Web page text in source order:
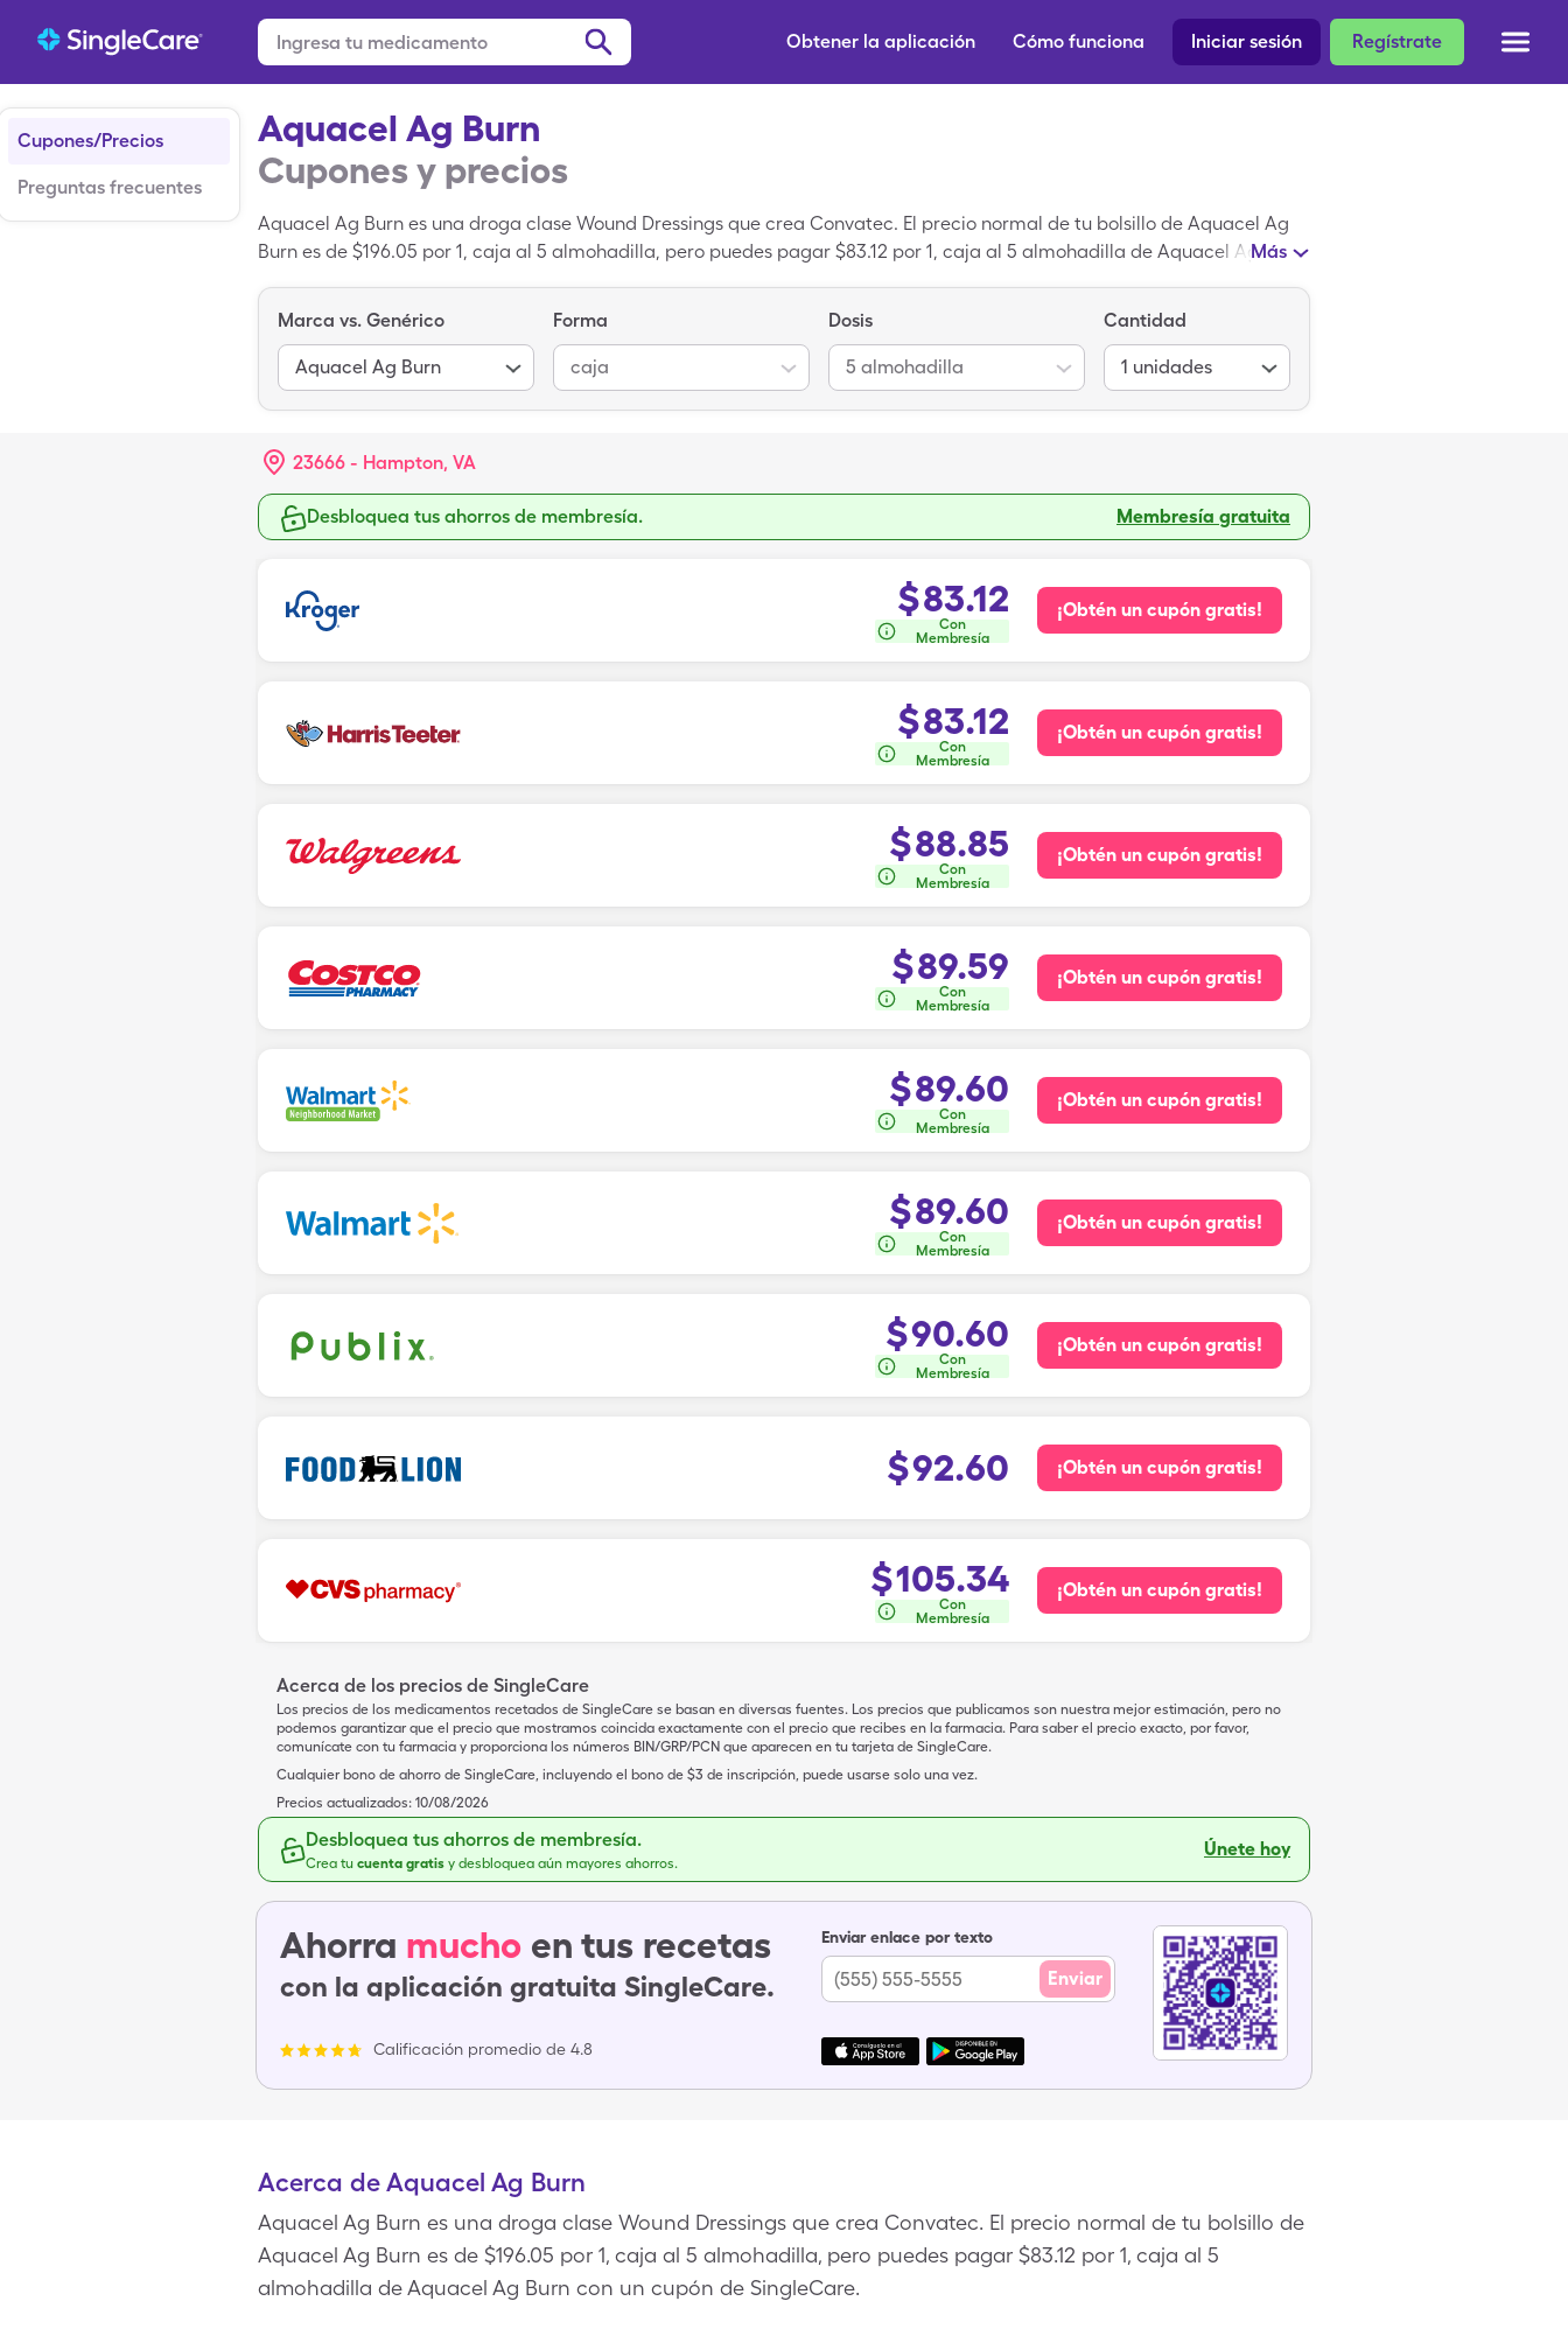
Regístrate
Iniciar sesión
Cómo funciona
Obtener la aplicación
Cupones/Precios
Preguntas frecuentes
Aquacel Ag Burn
Cupones y precios
Aquacel Ag Burn es una droga clase Wound Dressings que crea Convatec. El precio normal de tu bolsillo de Aquacel Ag
Burn es de $196.05 por 1, caja al 5 almohadilla, pero puedes pagar $83.12 por 1, caja al 5 almohadilla de Aquacel Ag Burn
Más
Marca vs. Genérico
Aquacel Ag Burn
Forma
caja
Dosis
5 almohadilla
Cantidad
1 unidades
23666 - Hampton, VA
Desbloquea tus ahorros de membresía. Membresía gratuita
$83.12
Con
Membresía
¡Obtén un cupón gratis!
$83.12
Con
Membresía
¡Obtén un cupón gratis!
$88.85
Con
Membresía
¡Obtén un cupón gratis!
$89.59
Con
Membresía
¡Obtén un cupón gratis!
$89.60
Con
Membresía
¡Obtén un cupón gratis!
$89.60
Con
Membresía
¡Obtén un cupón gratis!
$90.60
Con
Membresía
¡Obtén un cupón gratis!
$92.60 ¡Obtén un cupón gratis!
$105.34
Con
Membresía
¡Obtén un cupón gratis!
Acerca de los precios de SingleCare
Los precios de los medicamentos recetados de SingleCare se basan en diversas fuentes. Los precios que publicamos son nuestra mejor estimación, pero no
podemos garantizar que el precio que mostramos coincida exactamente con el precio que recibes en la farmacia. Para saber el precio exacto, por favor,
comunícate con tu farmacia y proporciona los números BIN/GRP/PCN que aparecen en tu tarjeta de SingleCare.
Cualquier bono de ahorro de SingleCare, incluyendo el bono de $3 de inscripción, puede usarse solo una vez.
Precios actualizados: 10/08/2026
Desbloquea tus ahorros de membresía.
Crea tu cuenta gratis y desbloquea aún mayores ahorros.
Únete hoy
Ahorra mucho en tus recetas
con la aplicación gratuita SingleCare.
Calificación promedio de 4.8
Enviar enlace por texto
Enviar
Acerca de Aquacel Ag Burn
Aquacel Ag Burn es una droga clase Wound Dressings que crea Convatec. El precio normal de tu bolsillo de
Aquacel Ag Burn es de $196.05 por 1, caja al 5 almohadilla, pero puedes pagar $83.12 por 1, caja al 5
almohadilla de Aquacel Ag Burn con un cupón de SingleCare.